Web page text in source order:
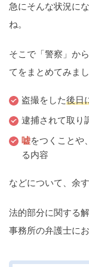
沖縄
相談内容から探す
痴漢
窃盗
急にそんな状況に
ね。
そこで「警察」か
てをまとめてみまし
盗撮をした後日
逮捕されて取り
嘘をつくことや、
る内容
などについて、余
法的部分に関する
事務所の弁護士に